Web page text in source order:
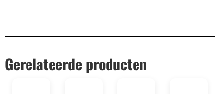
Gerelateerde producten